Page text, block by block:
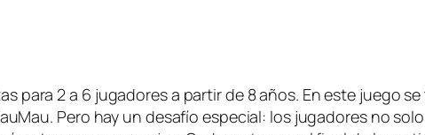
para 2 a 6 jugadores a partir de 8 años. En este juego
Pero hay un desafío especial: los jugadores no